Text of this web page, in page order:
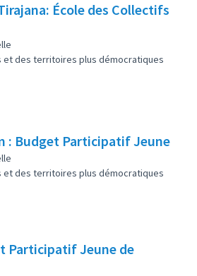
École des Collectifs
et des territoires plus démocratiques
: Budget Participatif Jeune
et des territoires plus démocratiques
Participatif Jeune de